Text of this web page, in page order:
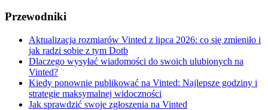
Przewodniki
Aktualizacja rozmiarów Vinted z lipca 2026: co się zmieniło i
jak radzi sobie z tym Dotb
Dlaczego wysyłać wiadomości do swoich ulubionych na
Vinted?
Kiedy ponownie publikować na Vinted: Najlepsze godziny i
strategie maksymalnej widoczności
Jak sprawdzić swoje zgłoszenia na Vinted